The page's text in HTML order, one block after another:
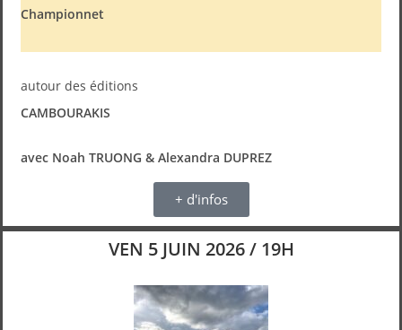
Championnet
autour des éditions
CAMBOURAKIS
avec Noah TRUONG & Alexandra DUPREZ
+ d'infos
VEN 5 JUIN 2026 / 19H